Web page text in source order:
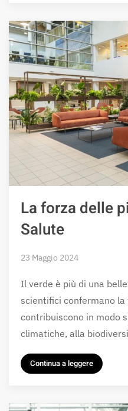
La forza delle
Salute
23 Maggio 2024
Il verde è più di una
scientifici confermano la
contribuiscono in modo
climatiche, alla
Continua a leggere